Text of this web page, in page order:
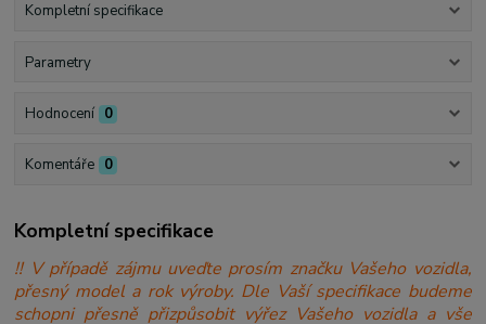
Kompletní specifikace
Parametry
Hodnocení 0
Komentáře 0
Kompletní specifikace
!! V případě zájmu uveďte prosím značku Vašeho vozidla,
přesný model a rok výroby. Dle Vaší specifikace budeme
schopni přesně přizpůsobit výřez Vašeho vozidla a vše